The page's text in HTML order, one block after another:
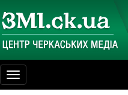
Toggle
navigation